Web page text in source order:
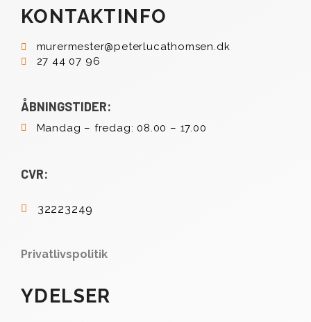
KONTAKTINFO
murermester@peterlucathomsen.dk
27 44 07 96
ÅBNINGSTIDER:
Mandag – fredag: 08.00 – 17.00
CVR:
32223249
Privatlivspolitik
YDELSER